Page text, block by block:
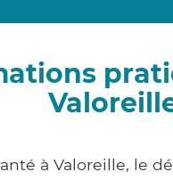
à Valoreille, le